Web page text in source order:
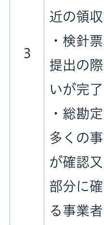
3
近の領
・検針
提出の
いが完
・総勘
多くの
が確認
部分に
る事業